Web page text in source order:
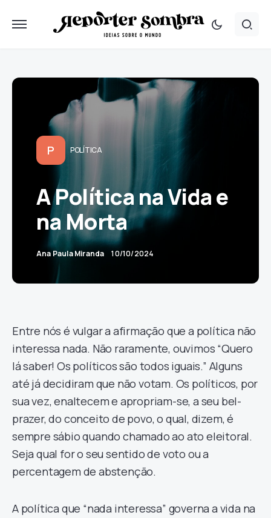
P POLÍTICA
A Política na Vida e
na Morta
Ana Paula Miranda 10/10/2024
Entre nós é vulgar a afirmação que a política não
interessa nada. Não raramente, ouvimos “Quero
lá saber! Os políticos são todos iguais.” Alguns
até já decidiram que não votam. Os políticos, por
sua vez, enaltecem e apropriam-se, a seu bel-
prazer, do conceito de povo, o qual, dizem, é
sempre sábio quando chamado ao ato eleitoral.
Seja qual for o seu sentido de voto ou a
percentagem de abstenção.
A política que “nada interessa” governa a vida na